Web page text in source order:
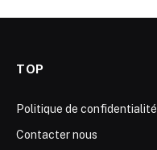
TOP
Politique de confidentialité
Contacter nous